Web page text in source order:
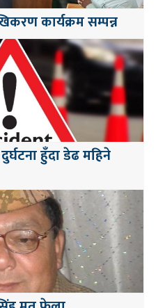
कार्यक्रम सम्पन्न
हुँदा डेढ महिने